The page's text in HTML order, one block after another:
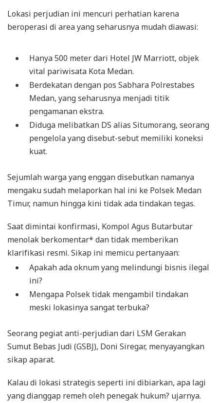
Lokasi perjudian ini mencuri perhatian karena
beroperasi di area yang seharusnya mudah diawasi:
Hanya 500 meter dari Hotel JW Marriott, objek
vital pariwisata Kota Medan.
Berdekatan dengan pos Sabhara Polrestabes
Medan, yang seharusnya menjadi titik
pengamanan ekstra.
Diduga melibatkan DS alias Situmorang, seorang
pengelola yang disebut-sebut memiliki koneksi
kuat.
Sejumlah warga yang enggan disebutkan namanya
mengaku sudah melaporkan hal ini ke Polsek Medan
Timur, namun hingga kini tidak ada tindakan tegas.
Saat dimintai konfirmasi, Kompol Agus Butarbutar
menolak berkomentar* dan tidak memberikan
klarifikasi resmi. Sikap ini memicu pertanyaan:
Apakah ada oknum yang melindungi bisnis ilegal
ini?
Mengapa Polsek tidak mengambil tindakan
meski lokasinya sangat terbuka?
Seorang pegiat anti-perjudian dari LSM Gerakan
Sumut Bebas Judi (GSBJ), Doni Siregar, menyayangkan
sikap aparat.
Kalau di lokasi strategis seperti ini dibiarkan, apa lagi
yang dianggap remeh oleh penegak hukum? ujarnya.